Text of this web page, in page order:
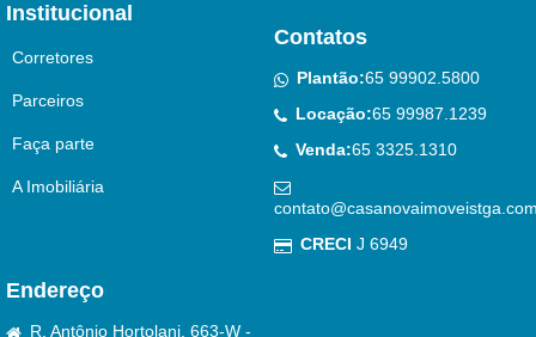
Institucional
Corretores
Parceiros
Faça parte
A Imobiliária
Contatos
Plantão:65 99902.5800
Locação:65 99987.1239
Venda:65 3325.1310
CRECI J 6949
Endereço
R. Antônio Hortolani, 663-W -